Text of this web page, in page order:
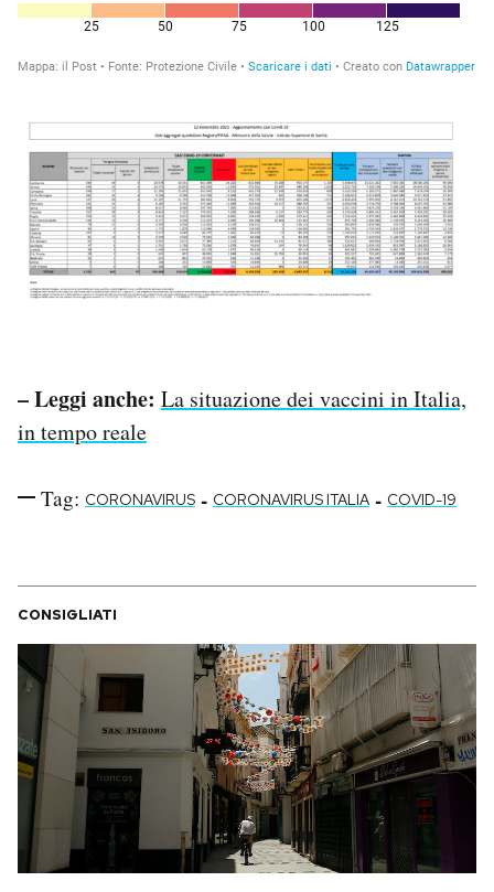
– Leggi anche: La situazione dei vaccini in Italia,
in tempo reale
Tag: CORONAVIRUS - CORONAVIRUS ITALIA - COVID-19
CONSIGLIATI